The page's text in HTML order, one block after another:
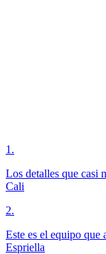
1 .
Los detalles que casi
Cali
2.
Este es el equipo que
Espriella